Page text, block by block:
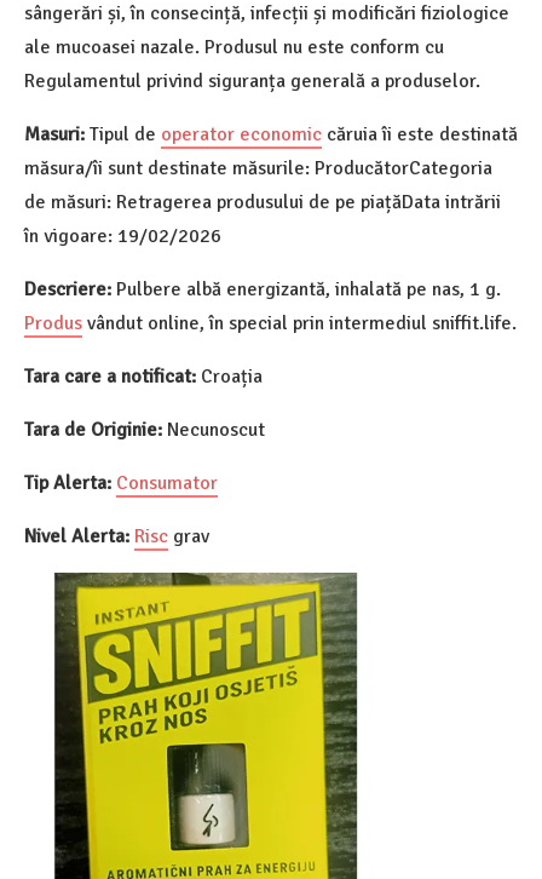
sângerări și, în consecință, infecții și modificări fiziologice
ale mucoasei nazale. Produsul nu este conform cu
Regulamentul privind siguranța generală a produselor.
Masuri: Tipul de operator economic căruia îi este destinată
măsura/îi sunt destinate măsurile: ProducătorCategoria
de măsuri: Retragerea produsului de pe piațăData intrării
în vigoare: 19/02/2026
Descriere: Pulbere albă energizantă, inhalată pe nas, 1 g.
Produs vândut online, în special prin intermediul sniffit.life.
Tara care a notificat: Croația
Tara de Originie: Necunoscut
Tip Alerta: Consumator
Nivel Alerta: Risc grav